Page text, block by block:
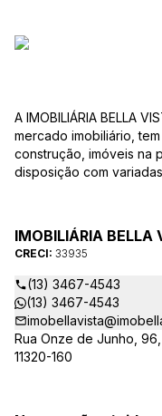
A IMOBILIÁRIA BELLA
mercado imobiliário,
construção, imóveis na
disposição com
ao CRECI-EE –
todas as suas dúvidas
salas comerciais e
IMOBILIÁRIA BELLA
CRECI: 33935
(13) 3467-4543
(13) 3467-4543
Rua Onze de Junho,
11320-160